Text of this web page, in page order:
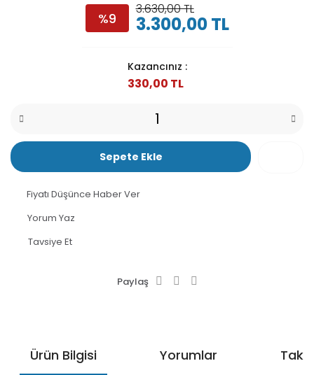
%9
3.630,00 TL
3.300,00 TL
Kazancınız :
330,00 TL
Sepete Ekle
Fiyatı Düşünce Haber Ver
Yorum Yaz
Tavsiye Et
Paylaş
Ürün Bilgisi Yorumlar